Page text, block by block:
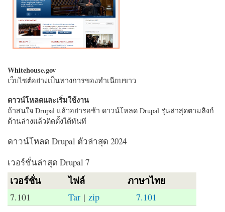
Whitehouse.gov
เว็บไซต์อย่างเป็นทางการของทำเนียบขาว
ดาวน์โหลดและเริ่มใช้งาน
ถ้าสนใจ Drupal แล้วอย่ารอช้า ดาวน์โหลด Drupal รุ่นล่าสุดตามลิงก์
ด้านล่างแล้วติดตั้งได้ทันที
ดาวน์โหลด Drupal ตัวล่าสุด 2024
เวอร์ชั่นล่าสุด Drupal 7
เวอร์ชั่น ไฟล์ ภาษาไทย
7.101 Tar |zip 7.101